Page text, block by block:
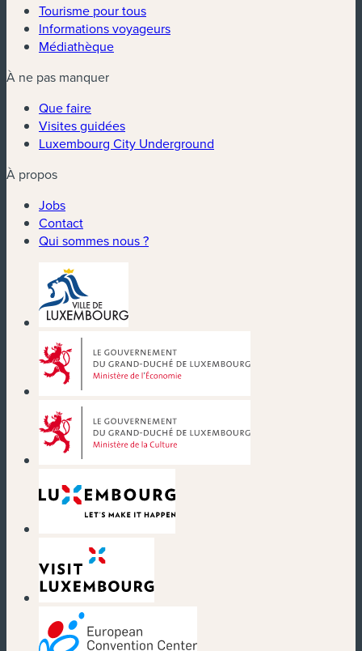
Tourisme pour tous
Informations voyageurs
Médiathèque
À ne pas manquer
Que faire
Visites guidées
Luxembourg City Underground
À propos
Jobs
Contact
Qui sommes nous ?